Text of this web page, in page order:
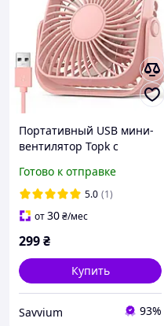
Портативный USB мини-
вентилятор Topk с
Готово к отправке
5.0 (1)
от30₴/мес
299₴
Купить
Savvium 93%